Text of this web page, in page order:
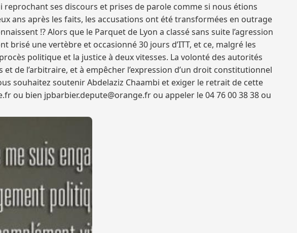
ses discours et prises de parole comme si nous étions
ans après les faits, les accusations ont été transformées en outrage
!? Alors que le Parquet de Lyon a classé sans suite l’agression
brisé une vertèbre et occasionné 30 jours d’ITT, et ce, malgré les
politique et la justice à deux vitesses. La volonté des autorités
de l’arbitraire, et à empêcher l’expression d’un droit constitutionnel
souhaitez soutenir Abdelaziz Chaambi et exiger le retrait de cette
ou bien jpbarbier.depute@orange.fr ou appeler le 04 76 00 38 38 ou